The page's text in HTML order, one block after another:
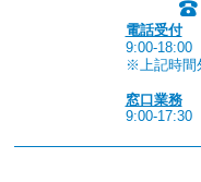
電話受付
9:00-18:00
※上記時間
窓口業務
9:00-17:30